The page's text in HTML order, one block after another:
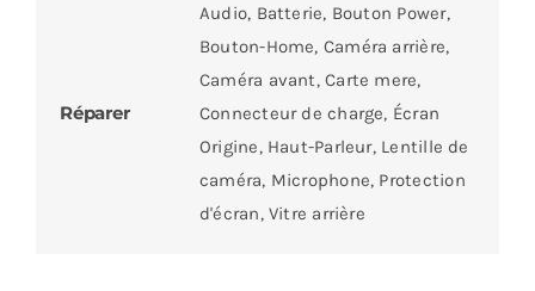
Réparer
Audio, Batterie, Bouton Power,
Bouton-Home, Caméra arrière,
Caméra avant, Carte mere,
Connecteur de charge, Écran
Origine, Haut-Parleur, Lentille de
caméra, Microphone, Protection
d'écran, Vitre arrière